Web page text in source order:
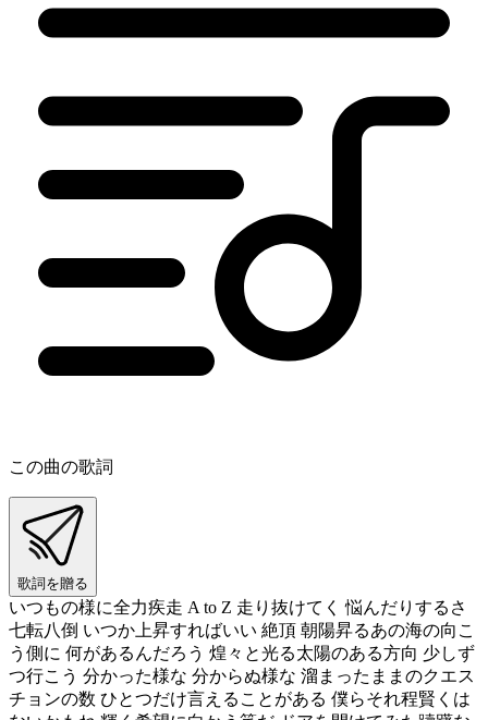
この曲の歌詞
歌詞を贈る
いつもの様に全力疾走 A to Z 走り抜けてく 悩んだりするさ
七転八倒 いつか上昇すればいい 絶頂 朝陽昇るあの海の向こ
う側に 何があるんだろう 煌々と光る太陽のある方向 少しず
つ行こう 分かった様な 分からぬ様な 溜まったままのクエス
チョンの数 ひとつだけ言えることがある 僕らそれ程賢くは